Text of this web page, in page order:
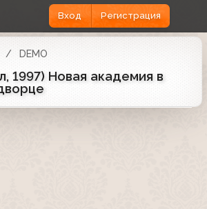
Вход Регистрация
DEMO
1997) Новая академия в